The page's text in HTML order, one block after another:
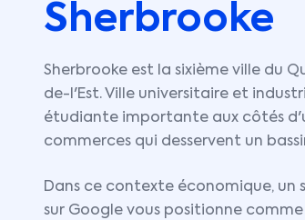
Sherbrooke
Sherbrooke est la sixième ville du
de-l'Est. Ville universitaire et
étudiante importante aux côtés
commerces qui desservent un
Dans ce contexte économique, un
sur Google vous positionne